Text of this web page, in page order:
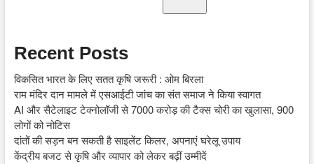
Recent Posts
विकसित भारत के लिए सतत कृषि जरूरी : ओम बिरला
राम मंदिर दान मामले में एसआईटी जांच का संत समाज ने किया स्वागत
AI और सैटेलाइट टेक्नोलॉजी से 7000 करोड़ की टैक्स चोरी का खुलासा, 900
लोगों को नोटिस
दांतों की सड़न बन सकती है साइलेंट किलर, अपनाएं घरेलू उपाय
केंद्रीय बजट से कृषि और व्यापार को लेकर बढ़ीं उम्मीदें